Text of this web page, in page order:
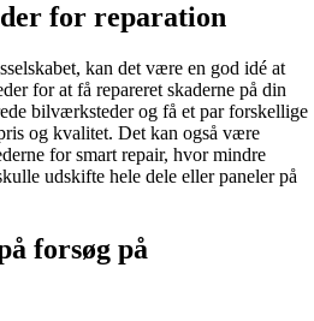
for reparation
kan det være en god idé at
for at få repareret skaderne på din
bilværksteder og få et par forskellige
og kvalitet. Det kan også være
for smart repair, hvor mindre
udskifte hele dele eller paneler på
forsøg på